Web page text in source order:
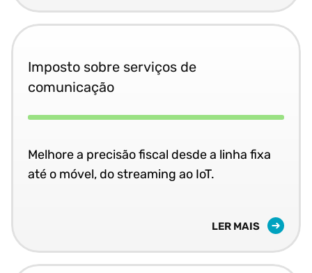
Imposto sobre serviços de
comunicação
Melhore a precisão fiscal desde a linha fixa
até o móvel, do streaming ao IoT.
LER MAIS